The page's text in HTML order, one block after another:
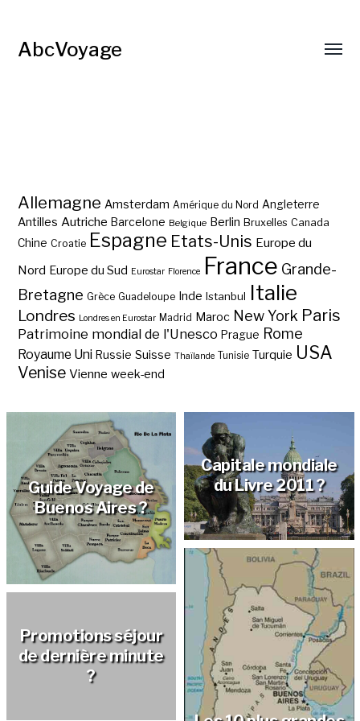
AbcVoyage
Allemagne Amsterdam Amérique du Nord Angleterre
Antilles Autriche Barcelone Belgique Berlin Bruxelles Canada
Chine Croatie Espagne Etats-Unis Europe du
Nord Europe du Sud Eurostar Florence France Grande-
Bretagne Grèce Guadeloupe Inde Istanbul Italie
Londres Londres en Eurostar Madrid Maroc New York Paris
Patrimoine mondial de l'Unesco Prague Rome
Royaume Uni Russie Suisse Thaïlande Tunisie Turquie USA
Venise Vienne week-end
Guide Voyage de
Buenos Aires ?
Capitale mondiale
du Livre 2011 ?
Promotions séjour
de dernière minute
?